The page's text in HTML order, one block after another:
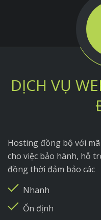
DỊCH VỤ
Hosting đồng bộ với
cho việc bảo hành, hỗ
đồng thời đảm bảo các
Nhanh
Ổn định